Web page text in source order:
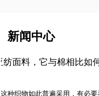
新闻中心
可持续面料如何帮助保
可持续面料 是全球纺织业环